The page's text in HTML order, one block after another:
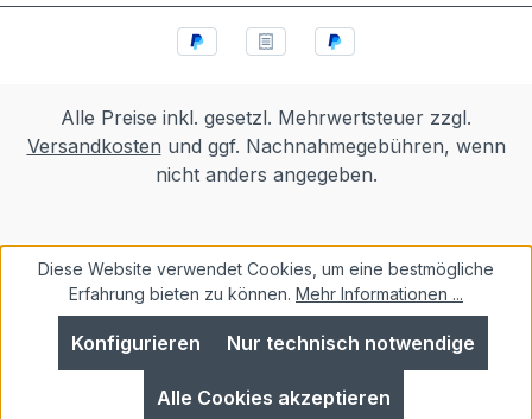
Alle Preise inkl. gesetzl. Mehrwertsteuer zzgl.
Versandkosten und ggf. Nachnahmegebühren, wenn
nicht anders angegeben.
Diese Website verwendet Cookies, um eine bestmögliche
Erfahrung bieten zu können. Mehr Informationen ...
Nur technisch notwendige
Konfigurieren
Alle Cookies akzeptieren